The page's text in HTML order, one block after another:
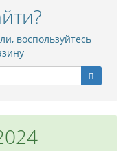
воспользуйтесь